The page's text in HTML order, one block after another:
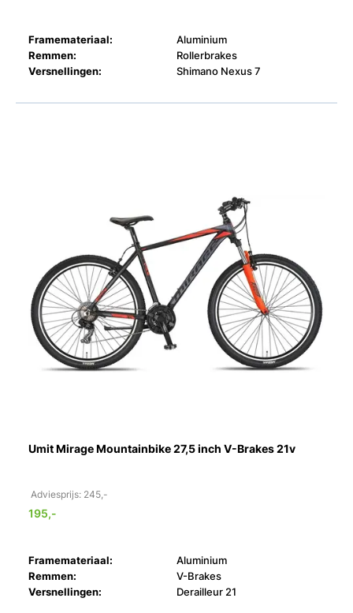
Framemateriaal:
Aluminium
Remmen:
Rollerbrakes
Versnellingen:
Shimano Nexus 7
Umit Mirage Mountainbike 27,5 inch V-Brakes 21v
Adviesprijs: 245,-
195,-
Framemateriaal:
Aluminium
Remmen:
V-Brakes
Versnellingen:
Derailleur 21